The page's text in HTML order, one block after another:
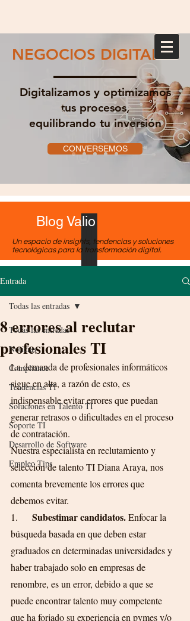
NEGOCIOS DIGITALES
Digitalizamos y optimizamos
tus procesos,
equilibrando tu inversión
CONVERSEMOS
Blog Valio
Un espacio de insights, tendencias y soluciones
tecnológicas para la transformación digital.
Entrada
Todas las entradas
Noticias
Compliance
Tendencias TI
Soluciones en Talento TI
Soporte TI
Desarrollo de Software
Empleo Tips
Todas las entradas
8 errores al reclutar
profesionales TI
La demanda de profesionales informáticos
sigue en alta, a razón de esto, es
indispensable evitar errores que puedan
generar retrasos o dificultades en el proceso
de contratación.
Nuestra especialista en reclutamiento y
selección de talento TI Diana Araya, nos
comenta brevemente los errores que
debemos evitar.
1. Subestimar candidatos. Enfocar la
búsqueda basada en que deben estar
graduados en determinadas universidades y
haber trabajado solo en empresas de
renombre, es un error, debido a que se
puede encontrar talento muy competente
que ha forjado su experiencia en pymes y/o